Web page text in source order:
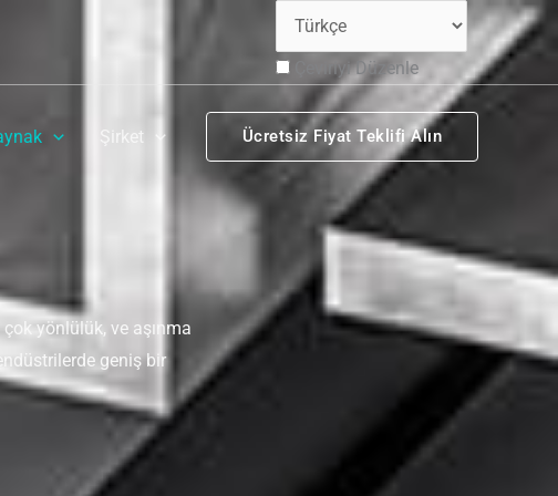
Çeviriyi Düzenle
Şirket Ücretsiz Fiyat Teklifi Alın
yönlülük, ve aşınma
geniş bir